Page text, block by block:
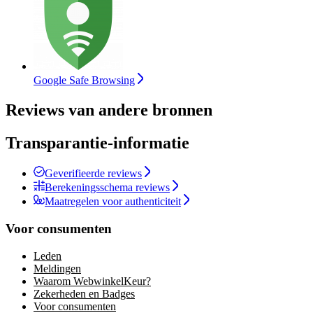
Google Safe Browsing
Reviews van andere bronnen
Transparantie-informatie
Geverifieerde reviews
Berekeningsschema reviews
Maatregelen voor authenticiteit
Voor consumenten
Leden
Meldingen
Waarom WebwinkelKeur?
Zekerheden en Badges
Voor consumenten